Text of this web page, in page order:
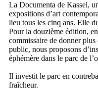
La Documenta de Kassel,
expositions d’art
lieu tous les cinq ans. Elle
Pour la douzième édition,
commissaire de donner
public, nous proposons
éphémère dans le parc de
Il investit le parc en
fraîcheur.